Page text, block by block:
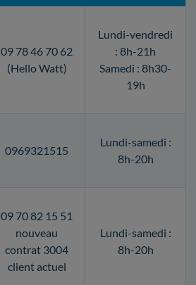
09 78 46 70 62
(Hello Watt)
Lundi-vendredi
: 8h-21h
Samedi : 8h30-
19h
0969321515
Lundi-samedi :
8h-20h
09 70 82 15 51
nouveau
contrat 3004
client actuel
Lundi-samedi :
8h-20h